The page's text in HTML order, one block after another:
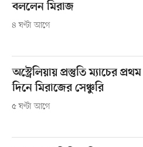
বললেন মিরাজ
৪ ঘণ্টা আগে
অস্ট্রেলিয়ায় প্রস্তুতি ম্যাচের প্রথম
দিনে মিরাজের সেঞ্চুরি
৫ ঘণ্টা আগে